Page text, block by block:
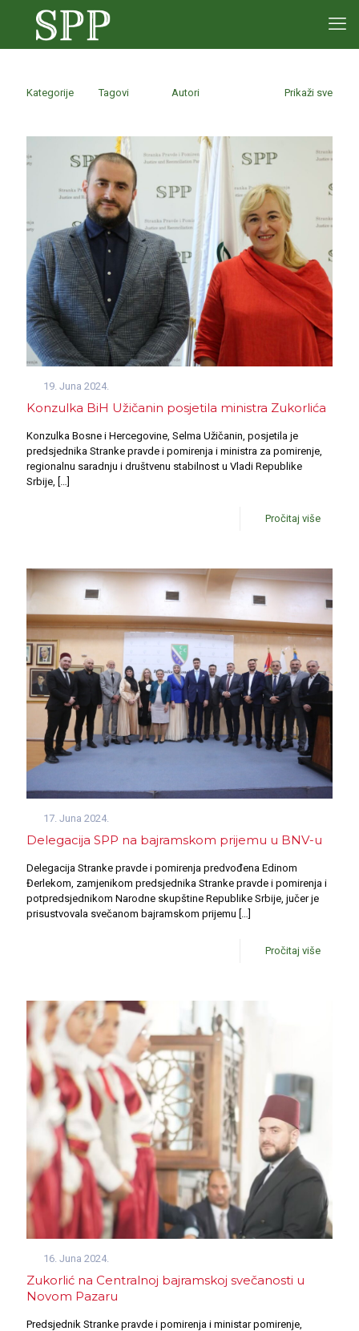
Kategorije Tagovi Autori Prikaži sve
19. Juna 2024.
Konzulka BiH Užičanin posjetila ministra Zukorlića
Konzulka Bosne i Hercegovine, Selma Užičanin, posjetila je
predsjednika Stranke pravde i pomirenja i ministra za pomirenje,
regionalnu saradnju i društvenu stabilnost u Vladi Republike
Srbije,
Pročitaj više
17. Juna 2024.
Delegacija SPP na bajramskom prijemu u BNV-u
Delegacija Stranke pravde i pomirenja predvođena Edinom
Đerlekom, zamjenikom predsjednika Stranke pravde i pomirenja i
potpredsjednikom Narodne skupštine Republike Srbije, jučer je
prisustvovala svečanom bajramskom prijemu […]
Pročitaj više
16. Juna 2024.
Zukorlić na Centralnoj bajramskoj svečanosti u
Novom Pazaru
Predsjednik Stranke pravde i pomirenja i ministar pomirenje,